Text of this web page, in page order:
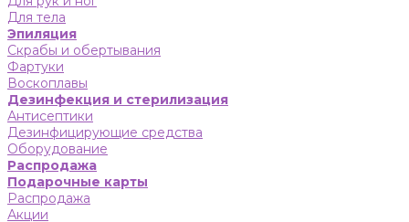
Для тела
Эпиляция
Скрабы и обертывания
Фартуки
Воскоплавы
Дезинфекция и стерилизация
Антисептики
Дезинфицирующие средства
Оборудование
Распродажа
Подарочные карты
Распродажа
Акции